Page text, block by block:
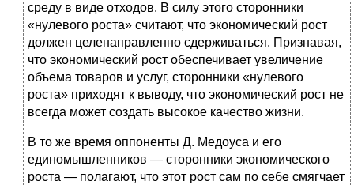
среду в виде отходов. В силу этого сторонники
«нулевого роста» считают, что экономический рост
должен целенаправленно сдерживаться. Признавая,
что экономический рост обеспечивает увеличение
объема товаров и услуг, сторонники «нулевого
роста» приходят к выводу, что экономический рост не
всегда может создать высокое качество жизни.
В то же время оппоненты Д. Медоуса и его
единомышленников — сторонники экономического
роста — полагают, что этот рост сам по себе смягчает